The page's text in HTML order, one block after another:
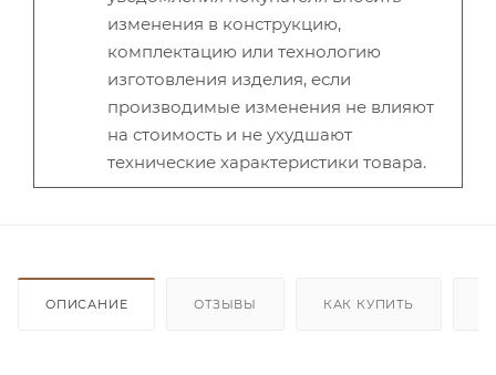
изменения в конструкцию,
комплектацию или технологию
изготовления изделия, если
производимые изменения не влияют
на стоимость и не ухудшают
технические характеристики товара.
ОПИСАНИЕ ОТЗЫВЫ КАК КУПИТЬ